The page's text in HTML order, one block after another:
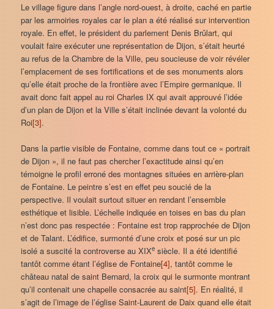
Le village figure dans l’angle nord-ouest, à droite, caché en partie
par les armoiries royales car le plan a été réalisé sur intervention
royale. En effet, le président du parlement Denis Brûlart, qui
voulait faire exécuter une représentation de Dijon, s’était heurté
au refus de la Chambre de la Ville, peu soucieuse de voir révéler
l’emplacement de ses fortifications et de ses monuments alors
qu’elle était proche de la frontière avec l’Empire germanique. Il
avait donc fait appel au roi Charles IX qui avait approuvé l’idée
d’un plan de Dijon et la Ville s’était inclinée devant la volonté du
Roi[3].
Dans la partie visible de Fontaine, comme dans tout ce « portrait
de Dijon », il ne faut pas chercher l’exactitude ainsi qu’en
témoigne le profil erroné des montagnes situées en arrière-plan
de Fontaine. Le peintre s’est en effet peu soucié de la
perspective. Il voulait surtout situer en rendant l’ensemble
esthétique et lisible. L’échelle indiquée en toises en bas du plan
n’est donc pas respectée : Fontaine est trop rapprochée de Dijon
et de Talant. L’édifice, surmonté d’une croix et posé sur un pic
isolé a suscité la controverse au XIXe siècle. Il a été identifié
tantôt comme étant l’église de Fontaine[4], tantôt comme le
château natal de saint Bernard, la croix qui le surmonte montrant
qu’il contenait une chapelle consacrée au saint[5]. En réalité, il
s’agit de l’image de l’église Saint-Laurent de Daix quand elle était